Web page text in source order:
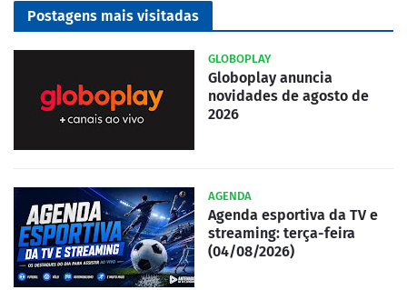
Postagens mais visitadas
GLOBOPLAY
Globoplay anuncia
novidades de agosto de
2026
AGENDA
Agenda esportiva da TV e
streaming: terça-feira
(04/08/2026)